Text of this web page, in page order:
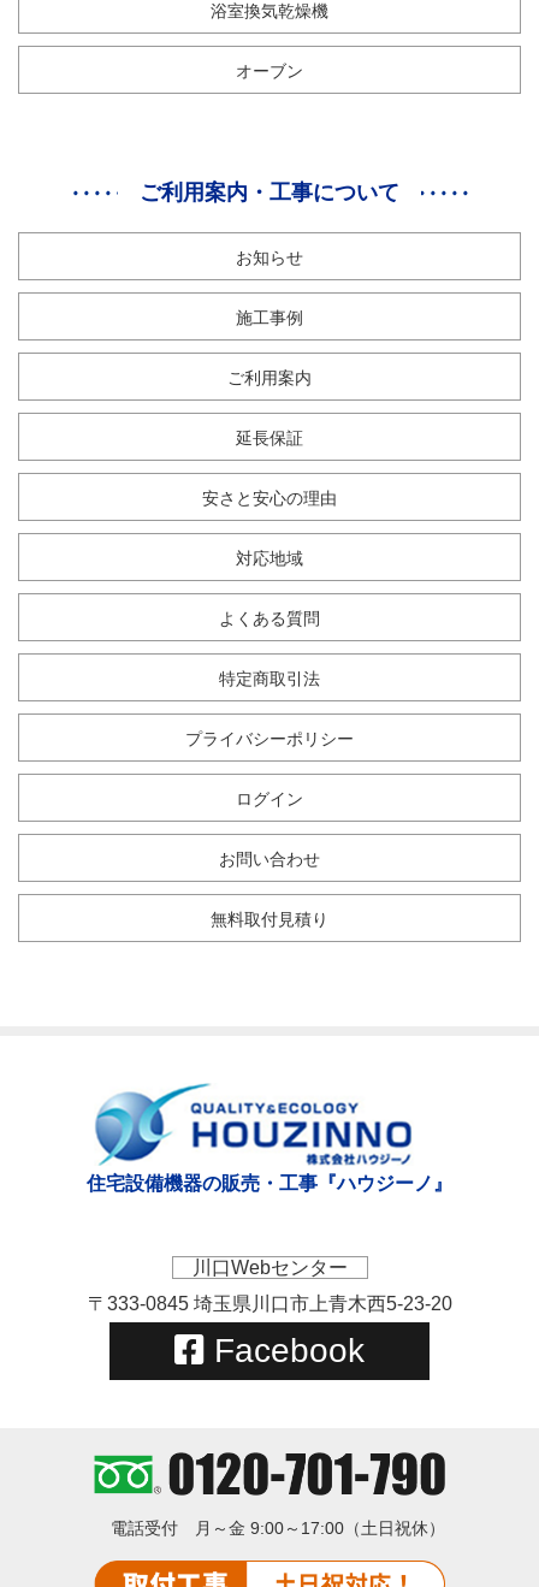
浴室換気乾燥機
オーブン
ご利用案内・工事について
お知らせ
施工事例
ご利用案内
延長保証
安さと安心の理由
対応地域
よくある質問
特定商取引法
プライバシーポリシー
ログイン
お問い合わせ
無料取付見積り
住宅設備機器の販売・工事『ハウジーノ』
川口Webセンター
〒333-0845 埼玉県川口市上青木西5-23-20
Facebook
電話受付 月～金 9:00～17:00（土日祝休）